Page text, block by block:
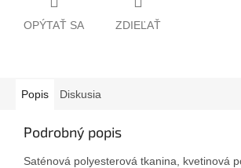
OPÝTAŤ SA ZDIEĽAŤ
Popis Diskusia
Podrobný popis
Saténová polyesterová tkanina, kvetinová